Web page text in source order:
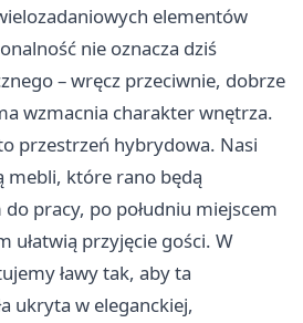
elementów
nie oznacza dziś
– wręcz przeciwnie, dobrze
wzmacnia charakter wnętrza.
przestrzeń hybrydowa. Nasi
mebli, które rano będą
pracy, po południu miejscem
ułatwią przyjęcie gości. W
ławy tak, aby ta
ukryta w eleganckiej,